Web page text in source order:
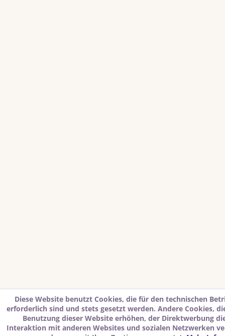
Diese Website benutzt Cookies, die für den technischen
erforderlich sind und stets gesetzt werden. Andere Cookies,
Benutzung dieser Website erhöhen, der Direktwerbung
Interaktion mit anderen Websites und sozialen Netzwerken